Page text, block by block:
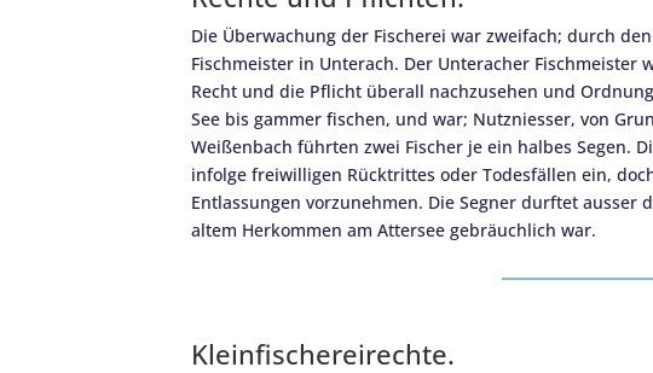
Die Überwachung der Fischerei war zweifach; durch
Fischmeister in Unterach. Der Unteracher
Recht und die Pflicht überall nachzusehen und
See bis gammer fischen, und war; Nutzniesser, von
Weißenbach führten zwei Fischer je ein halbes Segen.
infolge freiwilligen Rücktrittes oder Todesfällen ein,
Entlassungen vorzunehmen. Die Segner durftet ausser
altem Herkommen am Attersee gebräuchlich war.
Kleinfischereirechte.